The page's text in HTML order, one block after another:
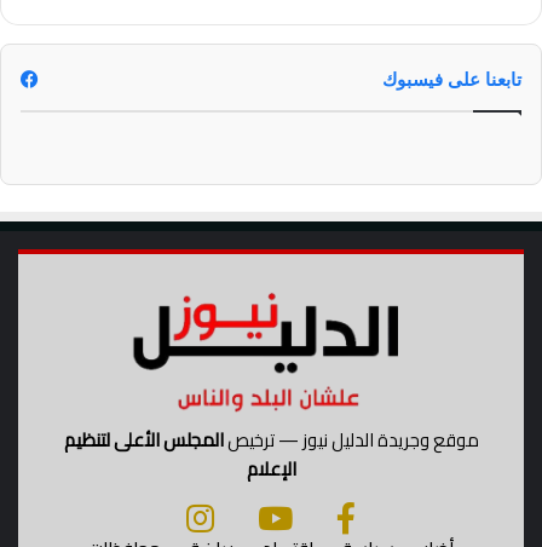
0
2
6
تابعنا على فيسبوك
موقع وجريدة الدليل نيوز — ترخيصالمجلس الأعلى لتنظيم
الإعلام